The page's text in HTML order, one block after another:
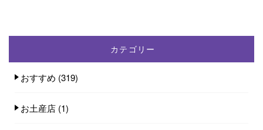
カテゴリー
おすすめ (319)
お土産店 (1)